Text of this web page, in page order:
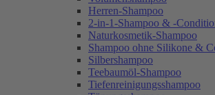
Herren-Shampoo
2-in-1-Shampoo & -
Naturkosmetik-Shampoo
Shampoo ohne Silikone &
Silbershampoo
Teebaumöl-Shampoo
Tiefenreinigungsshampoo